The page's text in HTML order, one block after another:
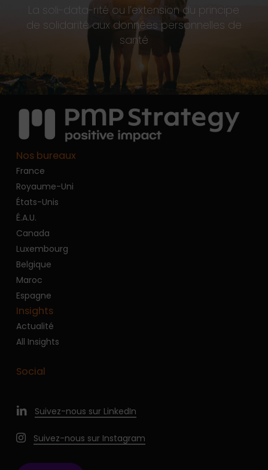
La soli-data-rité ou l’extension du principe
de solidarité aux données personnelles de
santé
Nos bureaux
France
Royaume-Uni
États-Unis
É.A.U.
Canada
Luxembourg
Belgique
Maroc
Espagne
Insights
Actualité
All Insights
Social
Suivez-nous sur LinkedIn
Suivez-nous sur Instagram